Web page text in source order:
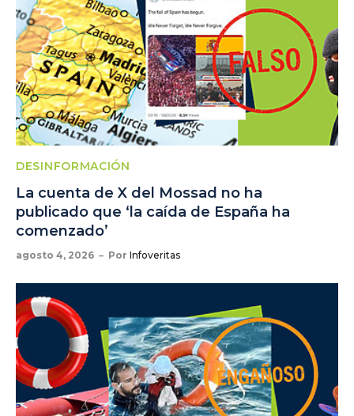
DESINFORMACIÓN
La cuenta de X del Mossad no ha
publicado que ‘la caída de España ha
comenzado’
agosto 4, 2026 Por Infoveritas